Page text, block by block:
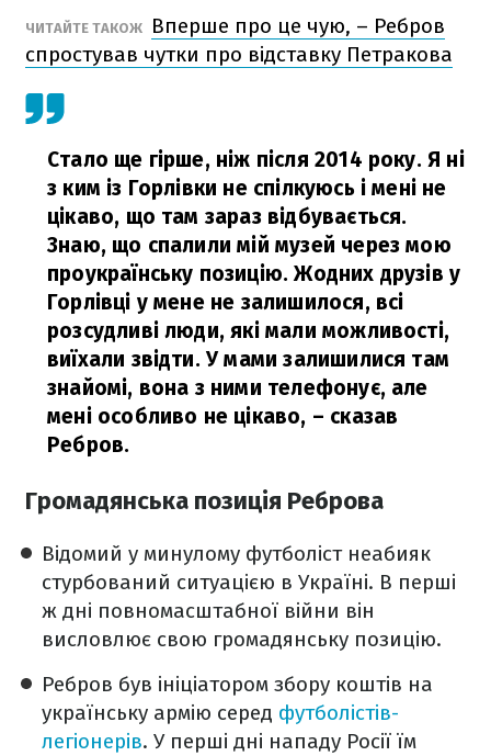
ЧИТАЙТЕ ТАКОЖ
Вперше про це чую, – Ребров
спростував чутки про відставку Петракова
Стало ще гірше, ніж після 2014 року. Я ні
з ким із Горлівки не спілкуюсь і мені не
цікаво, що там зараз відбувається.
Знаю, що спалили мій музей через мою
проукраїнську позицію. Жодних друзів у
Горлівці у мене не залишилося, всі
розсудливі люди, які мали можливості,
виїхали звідти. У мами залишилися там
знайомі, вона з ними телефонує, але
мені особливо не цікаво, – сказав
Ребров.
Громадянська позиція Реброва
Відомий у минулому футболіст неабияк
стурбований ситуацією в Україні. В перші
ж дні повномасштабної війни він
висловлює свою громадянську позицію.
Ребров був ініціатором збору коштів на
українську армію серед футболістів-
легіонерів. У перші дні нападу Росії їм